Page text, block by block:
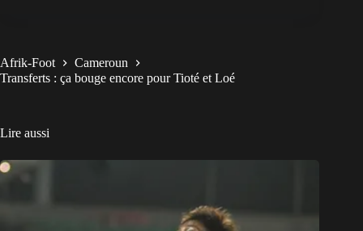
Afrik-Foot
Cameroun
Transferts : ça bouge encore pour Tioté et Loé
Lire aussi